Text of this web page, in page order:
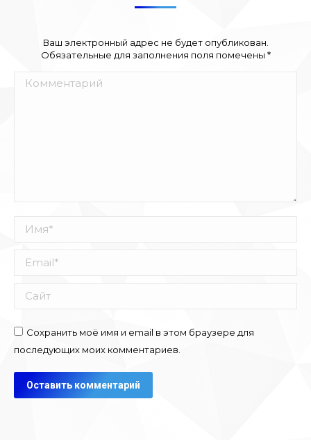
Ваш электронный адрес не будет опубликован.
Обязательные для заполнения поля помечены *
Комментарий
Имя *
Email *
Сайт
Сохранить моё имя и email в этом браузере для
последующих моих комментариев.
Оставить комментарий